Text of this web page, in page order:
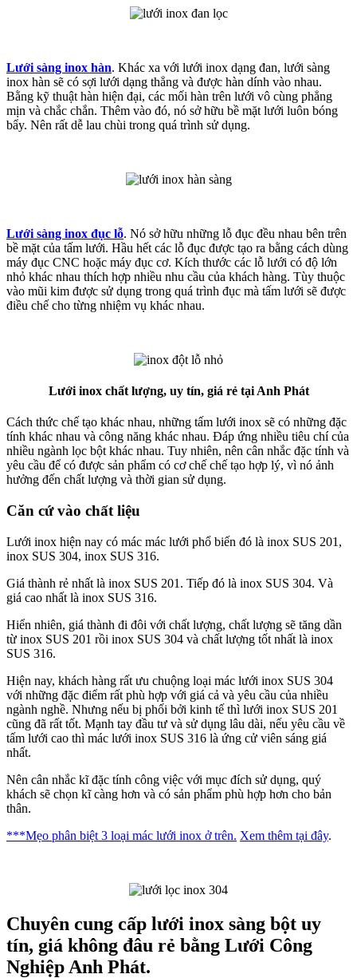
Lưới sàng inox hàn. Khác xa với lưới inox dạng đan, lưới sàng
inox hàn sẽ có sợi lưới dạng thẳng và được hàn dính vào nhau.
Bằng kỹ thuật hàn hiện đại, các mối hàn trên lưới vô cùng phẳng
mịn và chắc chắn. Thêm vào đó, nó sở hữu bề mặt lưới luôn bóng
bẩy. Nên rất dễ lau chùi trong quá trình sử dụng.
Lưới sàng inox đục lỗ. Nó sở hữu những lỗ đục đều nhau bên trên
bề mặt của tấm lưới. Hầu hết các lỗ đục được tạo ra bằng cách dùng
máy đục CNC hoặc máy đục cơ. Kích thước các lỗ lưới có độ lớn
nhỏ khác nhau thích hợp nhiều nhu cầu của khách hàng. Tùy thuộc
vào mũi kim được sử dụng trong quá trình đục mà tấm lưới sẽ được
điều chế cho từng nhiệm vụ khác nhau.
Lưới inox chất lượng, uy tín, giá rẻ tại Anh Phát
Cách thức chế tạo khác nhau, những tấm lưới inox sẽ có những đặc
tính khác nhau và công năng khác nhau. Đáp ứng nhiều tiêu chí của
nhiều ngành lọc bột khác nhau. Tuy nhiên, nên cân nhắc đặc tính và
yêu cầu để có được sản phẩm có cơ chế chế tạo hợp lý, vì nó ảnh
hưởng đến chất lượng và thời gian sử dụng.
Căn cứ vào chất liệu
Lưới inox hiện nay có mác mác lưới phổ biến đó là inox SUS 201,
inox SUS 304, inox SUS 316.
Giá thành rẻ nhất là inox SUS 201. Tiếp đó là inox SUS 304. Và
giá cao nhất là inox SUS 316.
Hiển nhiên, giá thành đi đôi với chất lượng, chất lượng sẽ tăng dần
từ inox SUS 201 rồi inox SUS 304 và chất lượng tốt nhất là inox
SUS 316.
Hiện nay, khách hàng rất ưu chuộng loại mác lưới inox SUS 304
với những đặc điểm rất phù hợp với giá cả và yêu cầu của nhiều
ngành nghề. Nhưng nếu bị phối bởi kinh tế thì lưới inox SUS 201
cũng đã rất tốt. Mạnh tay đầu tư và sử dụng lâu dài, nếu yêu cầu về
tấm lưới cao thì mác lưới inox SUS 316 là ứng cử viên sáng giá
nhất.
Nên cân nhắc kĩ đặc tính công việc với mục đích sử dụng, quý
khách sẽ chọn kĩ càng hơn và có sản phẩm phù hợp hơn cho bản
thân.
***Mẹo phân biệt 3 loại mác lưới inox ở trên. Xem thêm tại đây.
Chuyên cung cấp lưới inox sàng bột uy
tín, giá không đâu rẻ bằng Lưới Công
Nghiệp Anh Phát.